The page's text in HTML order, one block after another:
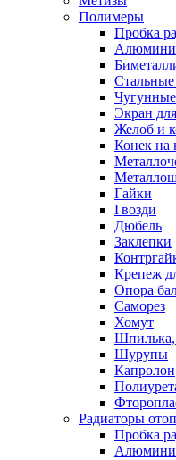
Полимеры
Пробка
Экран
Желоб и
Конек на
Гайки
Гвозди
Дюбель
Заклепки
Крепеж
Опора
Саморез
Хомут
Шпилька,
Шурупы
Капролон
Радиаторы
Пробка